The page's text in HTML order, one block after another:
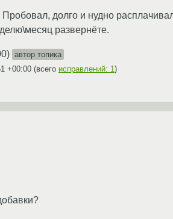
долго и нудно
развернёте.
) автор топика
+00:00 (всего исправлений: 1)